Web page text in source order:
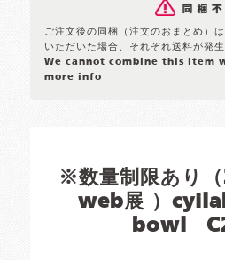
ご注文後の同梱（注文のおまとめ）
いただいた場合、それぞれ送料が発生
We cannot combine this item
more info
※数量制限あり
web展 ）
bowl